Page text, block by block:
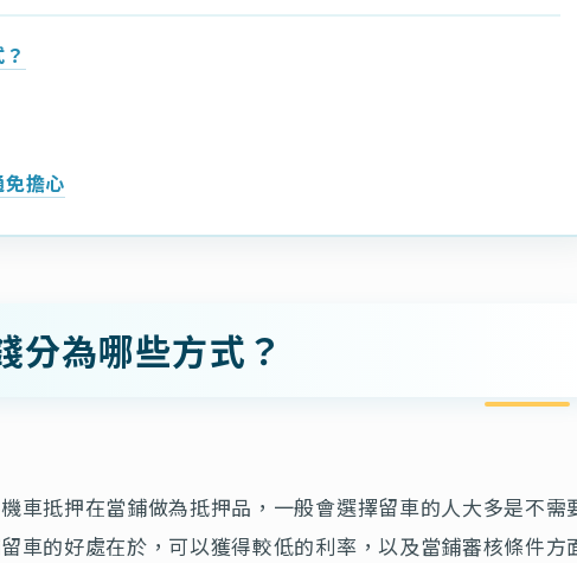
擔心
分為哪些方式？
車抵押在當鋪做為抵押品，一般會選擇留車的人大多是不需
車的好處在於，可以獲得較低的利率，以及當鋪審核條件方